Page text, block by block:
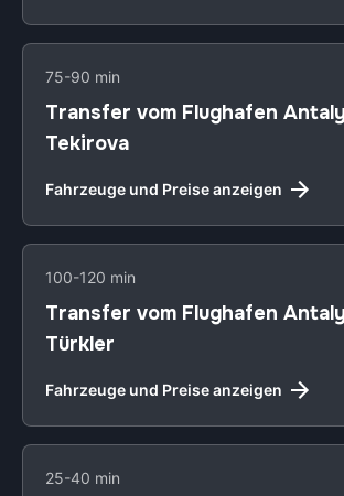
75-90 min
Transfer vom Flughafen
Tekirova
Fahrzeuge und Preise anzeigen
100-120 min
Transfer vom Flughafen
Türkler
Fahrzeuge und Preise anzeigen
25-40 min